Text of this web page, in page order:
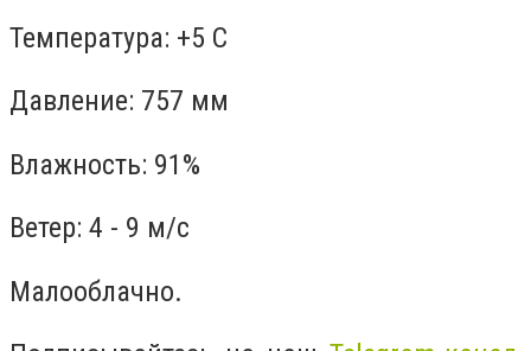
Температура: +5 С
Давление: 757 мм
Влажность: 91%
Ветер: 4 - 9 м/с
Малооблачно.